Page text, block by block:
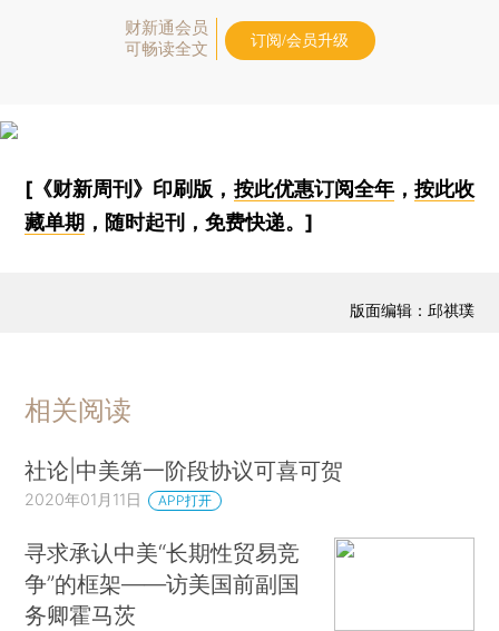
财新通会员
可畅读全文
订阅/会员升级
[《财新周刊》印刷版， 按此优惠订阅全年， 按此收
藏单期 ，随时起刊，免费快递。]
版面编辑：邱祺璞
相关阅读
社论|中美第一阶段协议可喜可贺
2020年01月11日 APP打开
寻求承认中美“长期性贸易竞
争”的框架——访美国前副国
务卿霍马茨